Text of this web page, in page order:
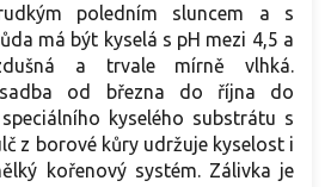
poledním sluncem a s
má být kyselá s pH mezi 4,5 a
a trvale mírně vlhká.
od března do října do
kyselého substrátu s
z borové kůry udržuje kyselost i
kořenový systém. Zálivka je